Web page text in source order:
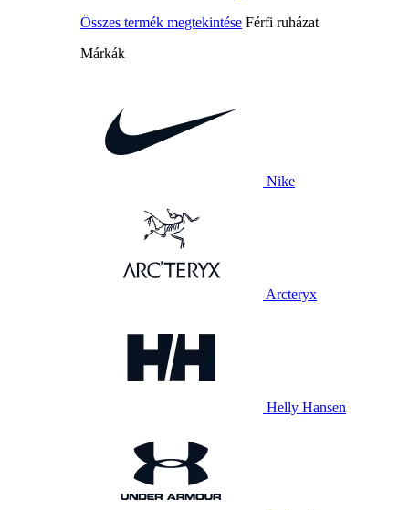
Összes termék megtekintése Férfi ruházat
Márkák
Nike
Arcteryx
Helly Hansen